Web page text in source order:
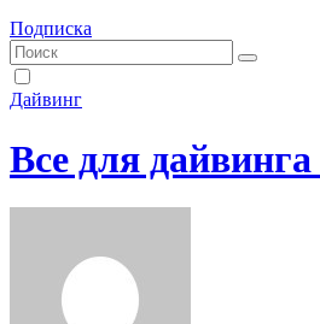
Подписка
Дайвинг
Все для